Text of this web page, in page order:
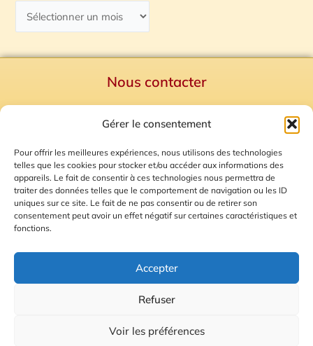
Gérer le consentement
Pour offrir les meilleures expériences, nous utilisons des technologies
telles que les cookies pour stocker et/ou accéder aux informations des
appareils. Le fait de consentir à ces technologies nous permettra de
traiter des données telles que le comportement de navigation ou les ID
uniques sur ce site. Le fait de ne pas consentir ou de retirer son
consentement peut avoir un effet négatif sur certaines caractéristiques et
fonctions.
Accepter
Refuser
Voir les préférences
Nous contacter
Mentions Légales
Plan du site
Gestion des Cookies
© 2026 Radio Calade